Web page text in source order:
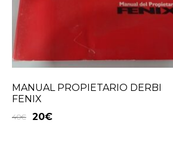
MANUAL PROPIETARIO DERBI
FENIX
40€ 20€